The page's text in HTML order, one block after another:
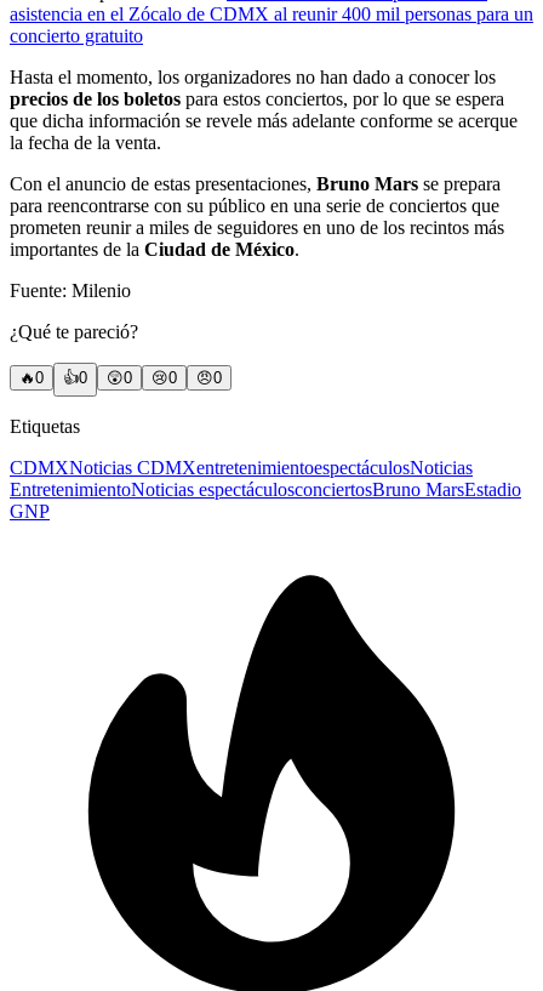
asistencia en el Zócalo de CDMX al reunir 400 mil personas para un
concierto gratuito
Hasta el momento, los organizadores no han dado a conocer los
precios de los boletos para estos conciertos, por lo que se espera
que dicha información se revele más adelante conforme se acerque
la fecha de la venta.
Con el anuncio de estas presentaciones, Bruno Mars se prepara
para reencontrarse con su público en una serie de conciertos que
prometen reunir a miles de seguidores en uno de los recintos más
importantes de la Ciudad de México.
Fuente: Milenio
¿Qué te pareció?
🔥0 👍0 😲0 😢0 😠0
Etiquetas
CDMXNoticias CDMXentretenimientoespectáculosNoticias
EntretenimientoNoticias espectáculosconciertosBruno MarsEstadio
GNP